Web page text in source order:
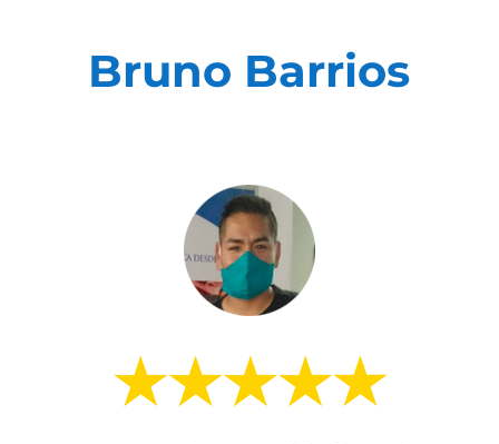
Bruno Barrios